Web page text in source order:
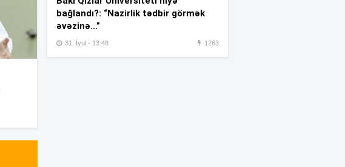
hücum – 4 nəfər xəsarət aldı
20:07
vasitələrin və oksigen qazının
bağlandı?: “Nazirlik tədbir görmək
əvəzinə…”
31, İyul - 13:48 1263